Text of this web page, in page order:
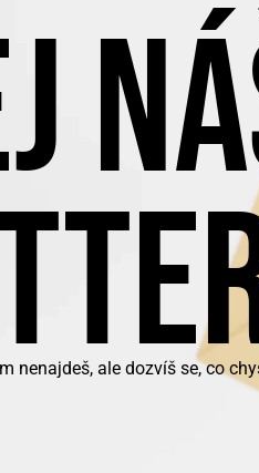
nenajdeš, ale dozvíš se, co